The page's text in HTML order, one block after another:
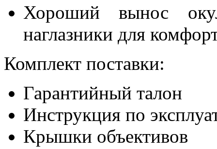
Хороший вынос
наглазники для
Комплект поставки:
Гарантийный талон
Инструкция по
Крышки объективов